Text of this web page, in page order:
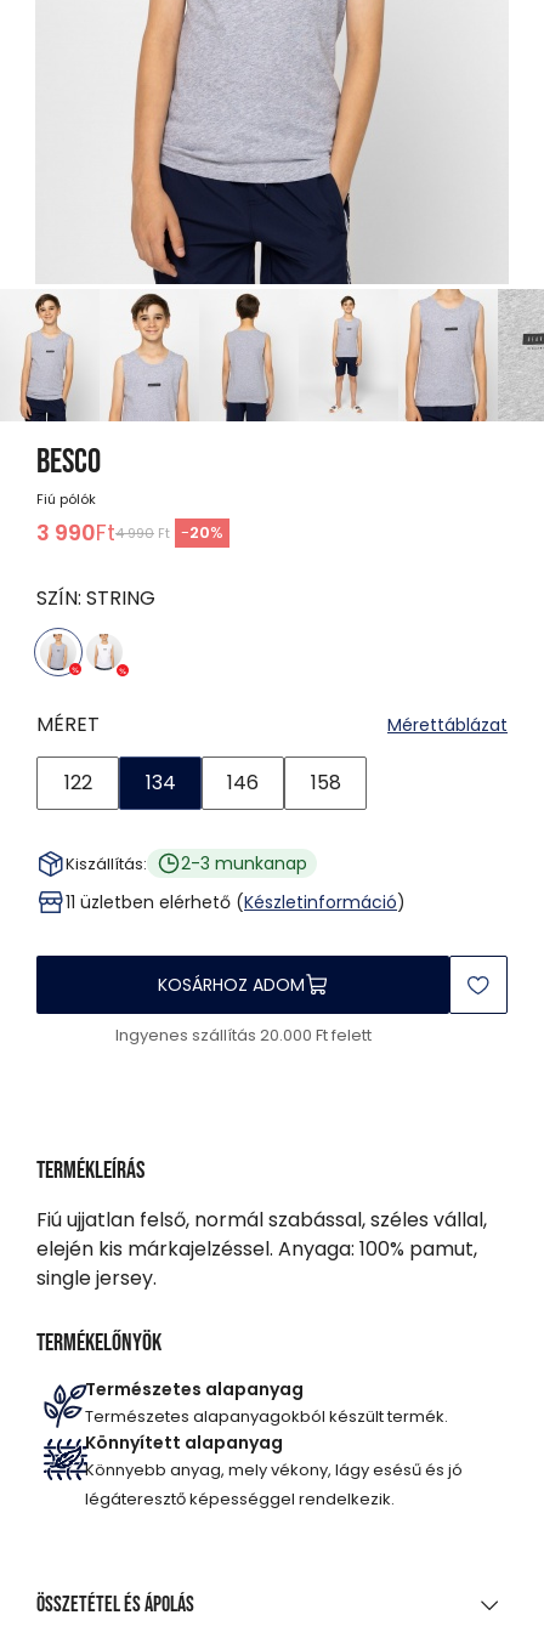
BESCO
Fiú pólók
3 990Ft4 990 Ft -20%
SZÍN: STRING
MÉRET Mérettáblázat
122 134 146 158
Kiszállítás:
2-3 munkanap
11 üzletben elérhető (Készletinformáció)
KOSÁRHOZ ADOM
Ingyenes szállítás 20.000 Ft felett
Termékleírás
Fiú ujjatlan felső, normál szabással, széles vállal,
elején kis márkajelzéssel. Anyaga: 100% pamut,
single jersey.
Termékelőnyök
Természetes alapanyag
Természetes alapanyagokból készült termék.
Könnyített alapanyag
Könnyebb anyag, mely vékony, lágy esésű és jó
légáteresztő képességgel rendelkezik.
Összetétel és ápolás